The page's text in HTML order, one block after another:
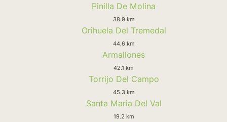
Pinilla De Molina
38.9 km
Orihuela Del Tremedal
44.6 km
Armallones
42.1 km
Torrijo Del Campo
45.3 km
Santa Maria Del Val
19.2 km